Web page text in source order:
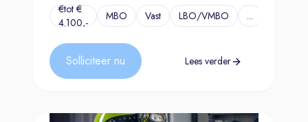
€tot €
4.100,-
MBO Vast LBO/VMBO ...
Solliciteer nu Lees verder